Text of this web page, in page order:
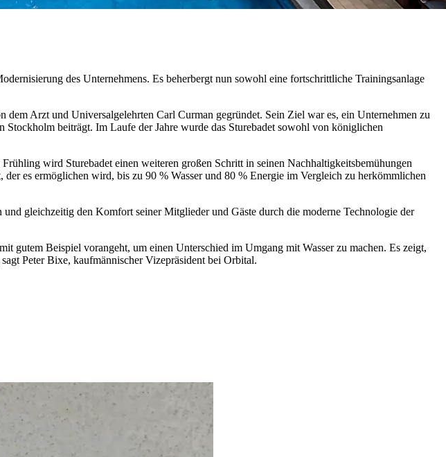
des Unternehmens. Es beherbergt nun sowohl eine fortschrittliche Trainingsanlage
Arzt und Universalgelehrten Carl Curman gegründet. Sein Ziel war es, ein Unternehmen zu
Stockholm beiträgt. Im Laufe der Jahre wurde das Sturebadet sowohl von königlichen
wird Sturebadet einen weiteren großen Schritt in seinen Nachhaltigkeitsbemühungen
es ermöglichen wird, bis zu 90 % Wasser und 80 % Energie im Vergleich zu herkömmlichen
gleichzeitig den Komfort seiner Mitglieder und Gäste durch die moderne Technologie der
gutem Beispiel vorangeht, um einen Unterschied im Umgang mit Wasser zu machen. Es zeigt,
Peter Bixe, kaufmännischer Vizepräsident bei Orbital.